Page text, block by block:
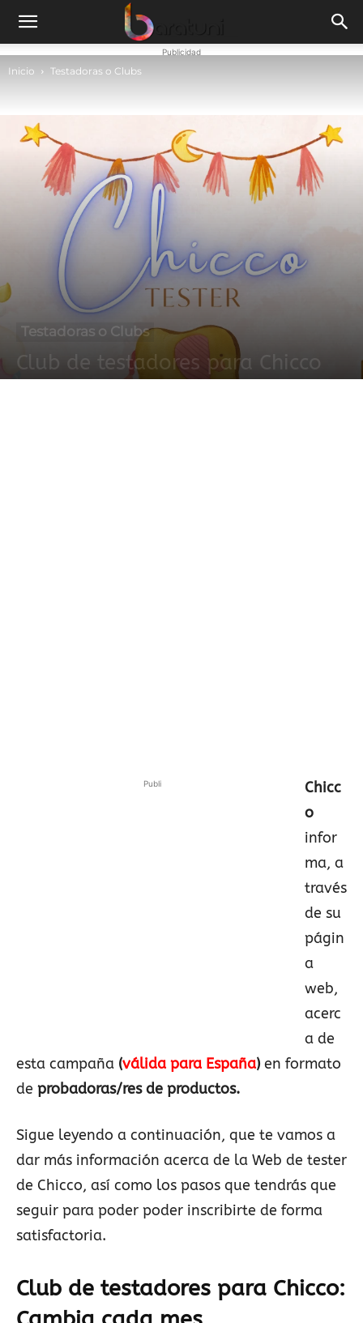
Publicidad
Inicio Testadoras o Clubs
Testadoras o Clubs
Club de testadores para Chicco
Publi
Chicc
o
infor
ma, a
través
de su
págin
a
web,
acerc
a de
esta campaña (válida para España) en formato
de probadoras/res de productos.
Sigue leyendo a continuación, que te vamos a
dar más información acerca de la Web de tester
de Chicco, así como los pasos que tendrás que
seguir para poder poder inscribirte de forma
satisfactoria.
Club de testadores para Chicco: